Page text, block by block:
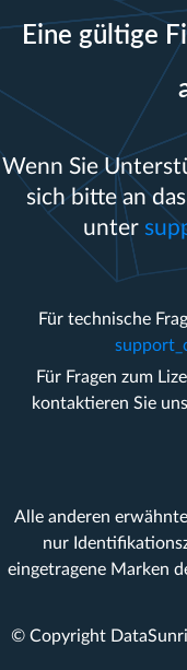
Eine gültige
Wenn Sie
sich bitte an
unter
Für technische
Für Fragen zum
kontaktieren Sie
Alle anderen
nur
eingetragene Marken
© Copyright